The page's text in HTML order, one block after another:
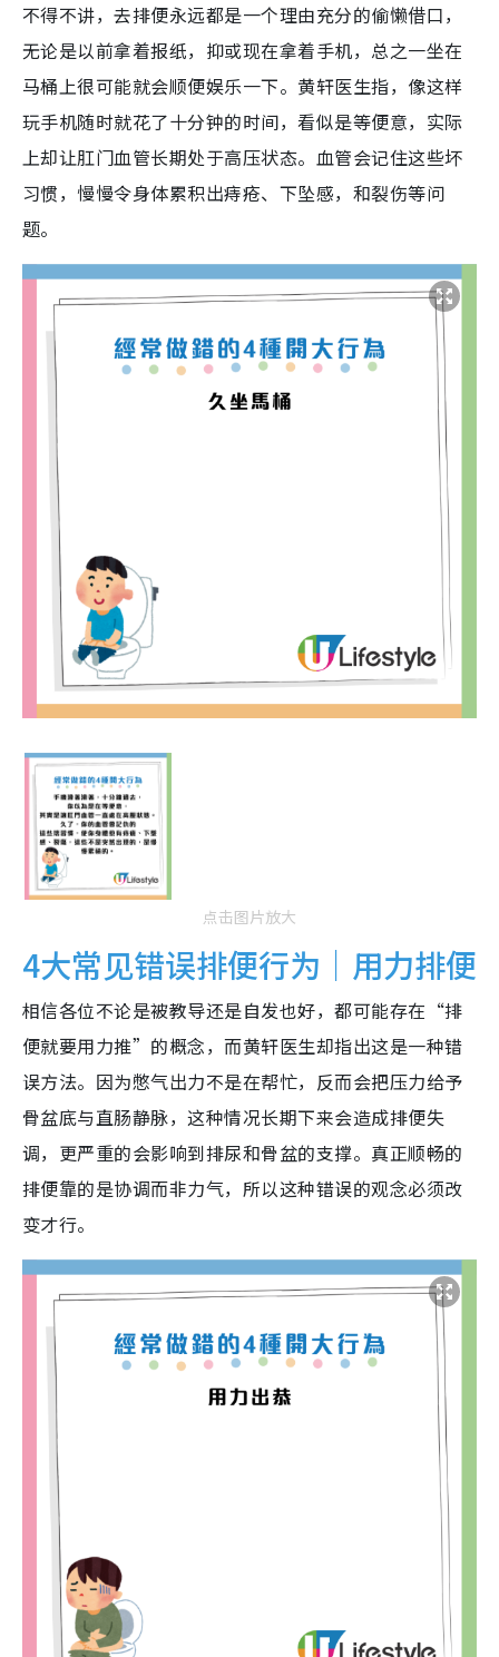
不得不讲，去排便永远都是一个理由充分的偷懒借口，
无论是以前拿着报纸，抑或现在拿着手机，总之一坐在
马桶上很可能就会顺便娱乐一下。黄轩医生指，像这样
玩手机随时就花了十分钟的时间，看似是等便意，实际
上却让肛门血管长期处于高压状态。血管会记住这些坏
习惯，慢慢令身体累积出痔疮、下坠感，和裂伤等问
题。
点击图片放大
4大常见错误排便行为｜用力排便
相信各位不论是被教导还是自发也好，都可能存在“排
便就要用力推”的概念，而黄轩医生却指出这是一种错
误方法。因为憋气出力不是在帮忙，反而会把压力给予
骨盆底与直肠静脉，这种情况长期下来会造成排便失
调，更严重的会影响到排尿和骨盆的支撑。真正顺畅的
排便靠的是协调而非力气，所以这种错误的观念必须改
变才行。